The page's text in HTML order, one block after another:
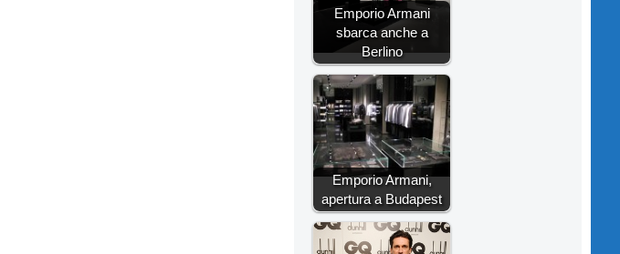
Emporio Armani
sbarca anche a
Berlino
Emporio Armani,
apertura a Budapest